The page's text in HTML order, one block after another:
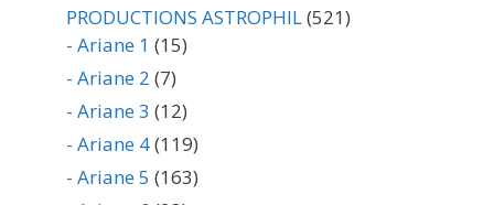
PRODUCTIONS ASTROPHIL(521)
- Ariane 1 (15)
- Ariane 2 (7)
- Ariane 3 (12)
- Ariane 4(119)
- Ariane 5 (163)